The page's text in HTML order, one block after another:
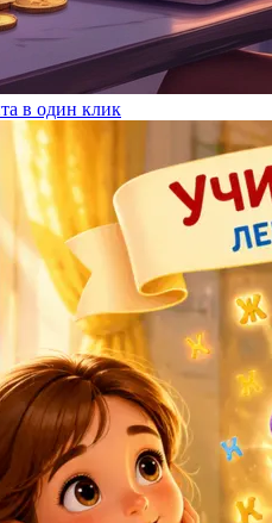
в один клик